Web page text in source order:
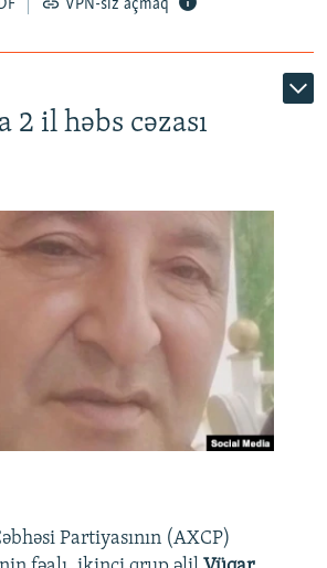
VPN-siz açmaq
2 il həbs cəzası
Partiyasının (AXCP)